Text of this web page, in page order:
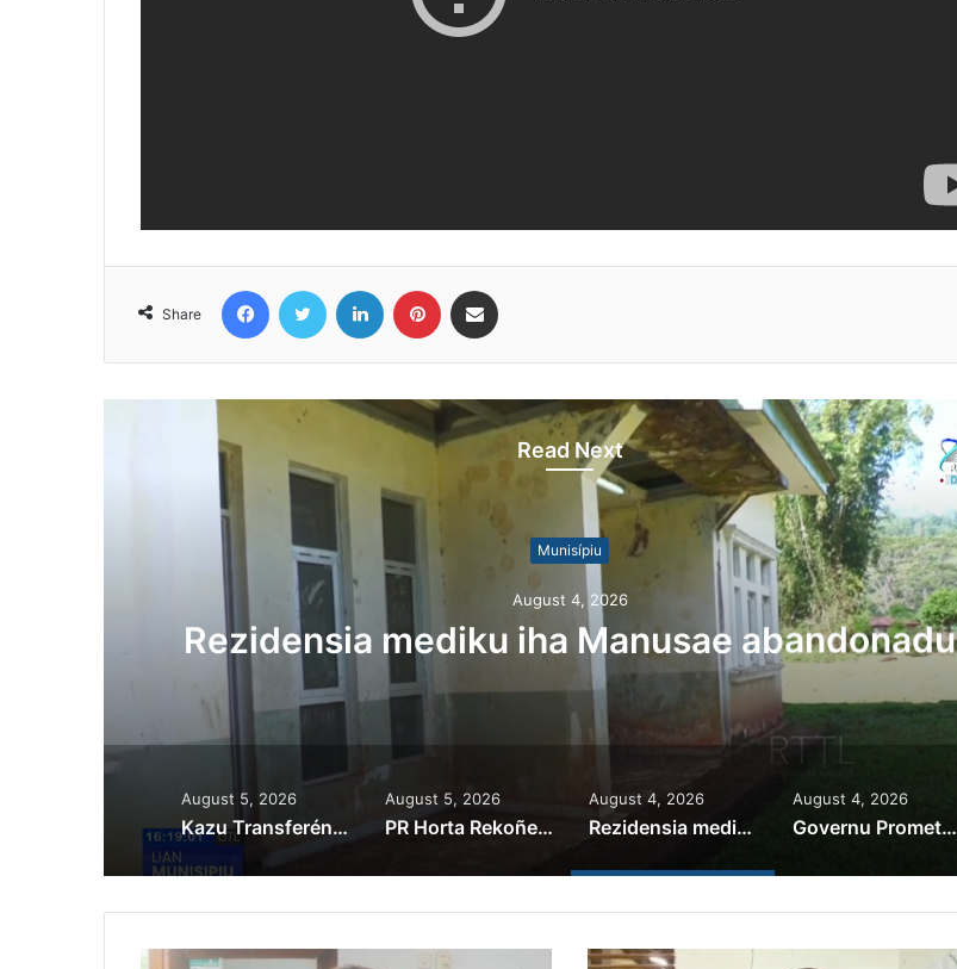
Share
Read Next
Munisípiu
August 4, 2026
Rezidensia mediku iha Manusae abandonadu
August 5, 2026
Kazu Transferénsia Osan Millaun 42 Husi Singapura, Advogadu Sei Halo Rekursu
August 5, 2026
PR Horta Rekoñese Timoroan Sira Iha Diáspora Nia Kontribuisaun
August 4, 2026
Rezidensia mediku iha Manusae abandonadu
August 4, 2026
Governu Promete Tau Prioridade ba Setór Minerais no Setór Produtivu